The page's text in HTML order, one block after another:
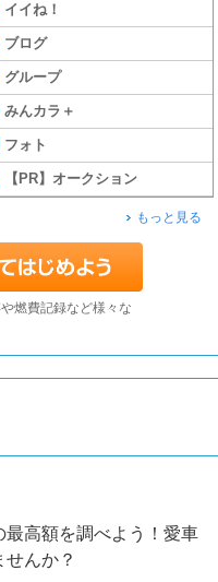
イイね！
ブログ
グループ
みんカラ＋
フォト
【PR】オークション
もっと見る
燃費記録など様々な
高額を調べよう！愛車
んか？